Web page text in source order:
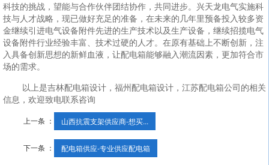
科技的挑战，望能与合作伙伴团结协作，共同进步。兴天龙电气实施科
技与人才战略，现已做好充足的准备，在未来的几年里预备投入较多资
金继续引进电气设备附件先进的生产技术以及生产设备，继续招揽电气
设备附件行业经验丰富、技术过硬的人才。在原有基础上不断创新，注
入具备创新思想的新鲜血液，让配电箱能够融入潮流因素，更加符合市
场的需求。
以上是吉林配电箱设计，福州配电箱设计，江苏配电箱公司的相关
信息，欢迎致电联系咨询
上一条 ： 山西抗震支架供应商-想买...
下一条 ： 配电箱供应-专业供应配电箱